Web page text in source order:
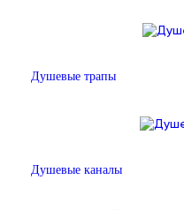
Душевые трапы
Душевые каналы